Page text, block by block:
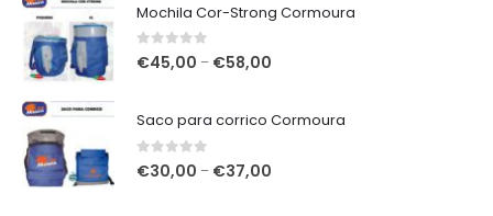
Mochila Cor-Strong Cormoura
0out of 5
€45,00 – €58,00
through
Saco para corrico Cormoura
0out of 5
€30,00 – €37,00